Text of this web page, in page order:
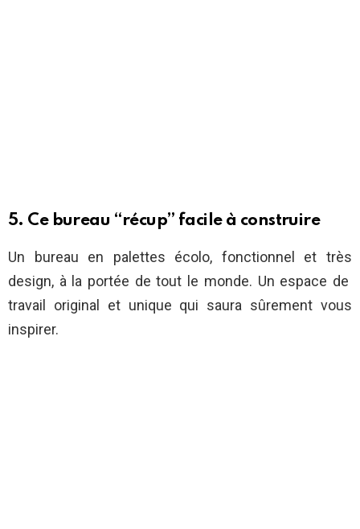
5. Ce bureau “récup” facile à construire
Un bureau en palettes écolo, fonctionnel et très
design, à la portée de tout le monde. Un espace de
travail original et unique qui saura sûrement vous
inspirer.